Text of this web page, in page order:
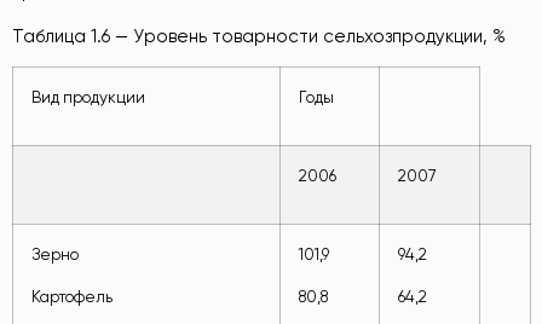
Таблица 1.6 — Уровень товарности сельхозпродукции, %
Вид продукции Годы
2006 2007
Зерно
Картофель
101,9
80,8
94,2
64,2